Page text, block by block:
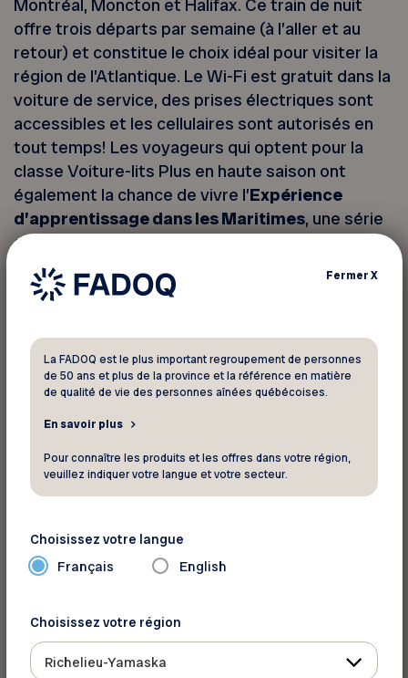
Montréal, Moncton et Halifax. Ce train de nuit
offre trois départs par semaine (à l’aller et au
retour) et constitue le choix idéal pour visiter la
région de l’Atlantique. Le Wi-Fi est gratuit dans la
voiture de service, des prises électriques sont
accessibles et les cellulaires sont autorisés en
tout temps! Les voyageurs qui optent pour la
classe Voiture-lits Plus en haute saison ont
également la chance de vivre l’Expérience
d’apprentissage dans les Maritimes, une série
de présentations portant sur l’histoire et la
culture de la région.
Classe Voiture-lits Plus : un voyage qui inclut
l’hébergement à bord dans une confortable
cabine pour 2 personnes avec salle d’eau privée,
section panoramique pour faire de belles
rencontres ou pour seulement admirer le
trois services incluant des spécialités régionales
et des vins canadiens et de la mi-juin à la fin
octobre, l’
Classe Économie : pour voyager à petit prix dans
FermerX
La FADOQ est le plus important regroupement de personnes
de 50 ans et plus de la province et la référence en matière
de qualité de vie des personnes aînées québécoises.
En savoir plus
Pour connaître les produits et les offres dans votre région,
veuillez indiquer votre langue et votre secteur.
Choisissez votre langue
Français English
Choisissez votre région
Richelieu-Yamaska